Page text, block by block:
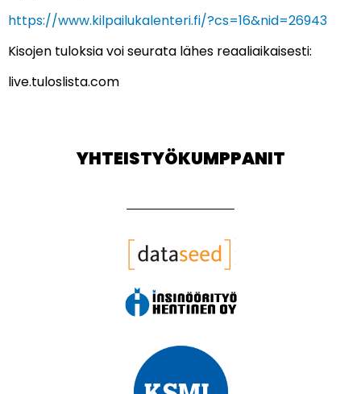
https://www.kilpailukalenteri.fi/?cs=16&nid=26943
Kisojen tuloksia voi seurata lähes reaaliaikaisesti:
live.tuloslista.com
YHTEISTYÖKUMPPANIT